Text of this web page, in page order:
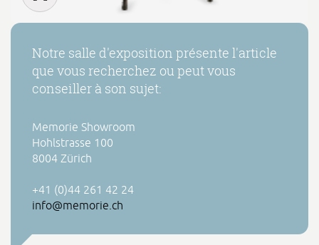
Notre salle d'exposition présente l'article
que vous recherchez ou peut vous
conseiller à son sujet:
Memorie Showroom
Hohlstrasse 100
8004 Zürich
+41 (0)44 261 42 24
info@memorie.ch